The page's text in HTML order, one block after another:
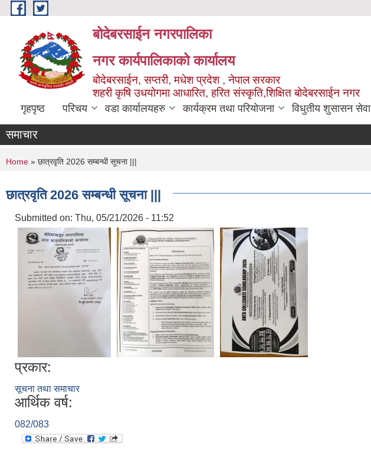
Skip to main content
बोदेबरसाईन नगरपालिका
नगर कार्यपालिकाको कार्यालय
बोदेबरसाईन, सप्तरी, मधेश प्रदेश , नेपाल सरकार
शहरी कृषि उधयोगमा आधारित, हरित संस्कृति,शिक्षित बोदेबरसाईन नगर
गृहपृष्ठ परिचय वडा कार्यालयहरु कार्यक्रम तथा परियोजना विधुतीय शुसासन सेवा
समाचार
You are here
Home » छात्रवृति 2026 सम्बन्धी सूचना |||
छात्रवृति 2026 सम्बन्धी सूचना |||
Submitted on: Thu, 05/21/2026 - 11:52
प्रकार:
सूचना तथा समाचार
आर्थिक वर्ष:
082/083